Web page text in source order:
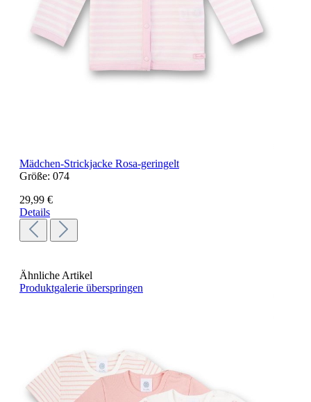
Mädchen-Strickjacke Rosa-geringelt
Größe: 074
29,99 €
Details
Ähnliche Artikel
Produktgalerie überspringen